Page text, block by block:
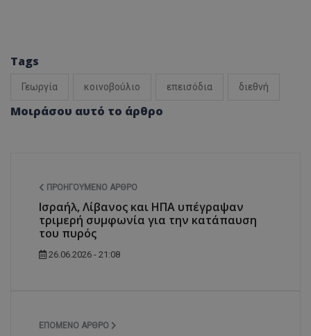
Tags
Γεωργία κοινοβούλιο επεισόδια διεθνή
Μοιράσου αυτό το άρθρο
ΠΡΟΗΓΟΎΜΕΝΟ ΆΡΘΡΟ
Ισραήλ, Λίβανος και ΗΠΑ υπέγραψαν
τριμερή συμφωνία για την κατάπαυση
του πυρός
26.06.2026 - 21:08
ΕΠΌΜΕΝΟ ΆΡΘΡΟ